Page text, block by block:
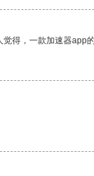
得，一款加速器app